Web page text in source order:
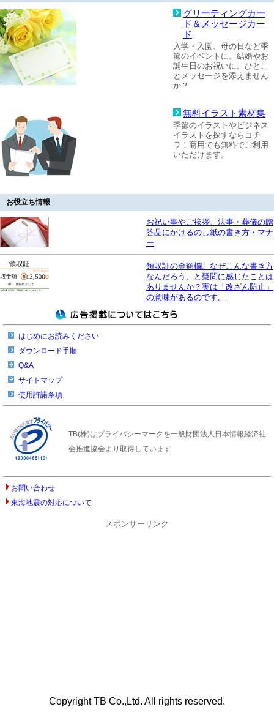
グリーティングカー
ド＆メッセージカー
ド
入学・入園、母の日など季
節のイベントに。結婚やお
誕生日のお祝いに。ひとこ
とメッセージを添えません
か？
無料イラスト素材集
季節のイラストやビジネス
イラストを探すならコチ
ラ！商用でも無料でご利用
いただけます。
お役立ち情報
お祝い事やご挨拶、法事・葬儀の贈
答品にかけるのし紙の書き方・マナ
ー
領収証の金額欄。なぜこんな書き方
なんだろう、と疑問に感じたことは
ありませんか？実は「改ざん防止」
の意味があるのです。
はじめにお読みください
ダウンロード手順
Q&A
サイトマップ
使用許諾条項
TB(株)はプライバシーマークを一般財団法人日本情報経済社
会推進協会より取得しています
お問い合わせ
東海地震の対応について
スポンサーリンク
Copyright TB Co.,Ltd. All rights reserved.